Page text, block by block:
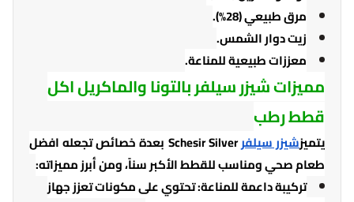
مرق طبيعي (28%).
زيت دوار الشمس.
معززات طبيعية للمناعة.
مميزات شيزر سيلفر بالتونا والماكريل اكل
قطط رطب
يتميزشيزر سيلفر
Schesir Silver بعدة خصائص تجعله افضل
طعام صحي ومناسب للقطط الأكبر سناً، ومن أبرز مميزاته:
تركيبة داعمة للمناعة: تحتوي على مكونات تعزز جهاز